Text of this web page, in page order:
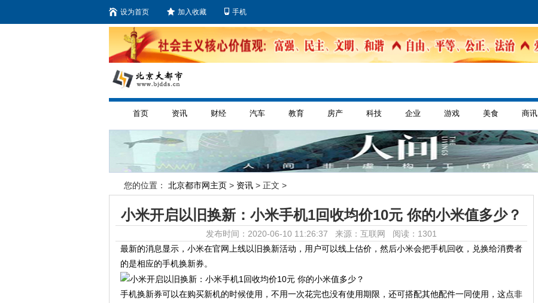
设为首页 加入收藏 手机
首页 资讯 财经 汽车 教育 房产 科技 企业 游戏 美食 商讯
您的位置： 北京都市网主页 > 资讯 > 正文 >
小米开启以旧换新：小米手机1回收均价10元 你的小米值多少？
发布时间：2020-06-10 11:26:37 来源：互联网 阅读：1301
最新的消息显示，小米在官网上线以旧换新活动，用户可以线上估价，然后小米会把手机回收，兑换给消费者
的是相应的手机换新券。
手机换新券可以在购买新机的时候使用，不用一次花完也没有使用期限，还可搭配其他配件一同使用，这点非